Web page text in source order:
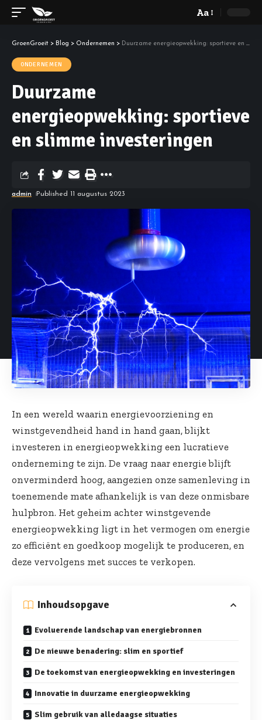
Aa
GroenGroeit > Blog > Ondernemen > Duurzame energieopwekking: sportieve en slimme investeringen
ONDERNEMEN
Duurzame
energieopwekking: sportieve
en slimme investeringen
admin Published 11 augustus 2023
In een wereld waarin energievoorziening en
winstgevendheid hand in hand gaan, blijkt
investeren in energieopwekking een lucratieve
onderneming te zijn. De vraag naar energie blijft
onverminderd hoog, aangezien onze samenleving in
toenemende mate afhankelijk is van deze onmisbare
hulpbron. Het geheim achter winstgevende
energieopwekking ligt in het vermogen om energie
zo efficiënt en goedkoop mogelijk te produceren, en
deze vervolgens met succes te verkopen.
Inhoudsopgave
Evoluerende landschap van energiebronnen
De nieuwe benadering: slim en sportief
De toekomst van energieopwekking en investeringen
Innovatie in duurzame energieopwekking
Slim gebruik van alledaagse situaties